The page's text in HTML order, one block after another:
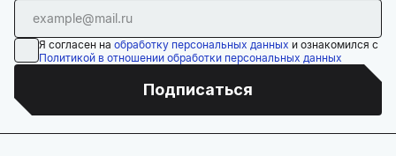
Я согласен на обработку персональных данных и ознакомился с
Политикой в отношении обработки персональных данных
Подписаться